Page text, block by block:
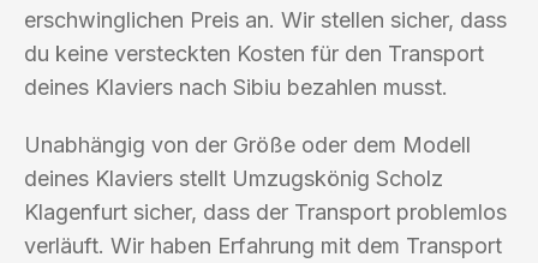
erschwinglichen Preis an. Wir stellen sicher, dass
du keine versteckten Kosten für den Transport
deines Klaviers nach Sibiu bezahlen musst.
Unabhängig von der Größe oder dem Modell
deines Klaviers stellt Umzugskönig Scholz
Klagenfurt sicher, dass der Transport problemlos
verläuft. Wir haben Erfahrung mit dem Transport